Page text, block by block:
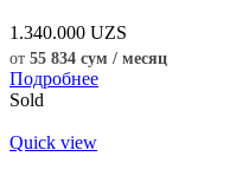
1.340.000 UZS
от 55 834 сум / месяц
Подробнее
Sold
Quick view